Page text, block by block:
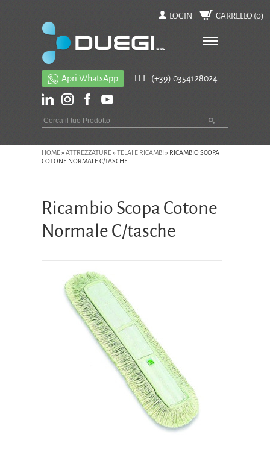
LOGIN CARRELLO (0)
Apri WhatsApp TEL. (+39) 0354128024
HOME» ATTREZZATURE» TELAI E RICAMBI » RICAMBIO SCOPA
COTONE NORMALE C/TASCHE
Ricambio Scopa Cotone
Normale C/tasche